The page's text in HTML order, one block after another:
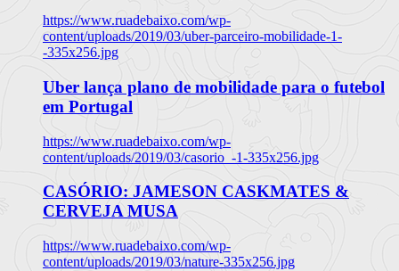
https://www.ruadebaixo.com/wp-
content/uploads/2019/03/uber-parceiro-mobilidade-1-
-335x256.jpg
Uber lança plano de mobilidade para o futebol
em Portugal
https://www.ruadebaixo.com/wp-
content/uploads/2019/03/casorio_-1-335x256.jpg
CASÓRIO: JAMESON CASKMATES &
CERVEJA MUSA
https://www.ruadebaixo.com/wp-
content/uploads/2019/03/nature-335x256.jpg